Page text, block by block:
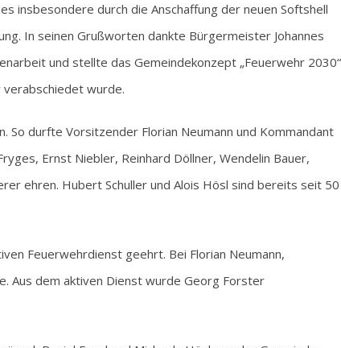
insbesondere durch die Anschaffung der neuen Softshell
In seinen Grußworten dankte Bürgermeister Johannes
und stellte das Gemeindekonzept „Feuerwehr 2030“
verabschiedet wurde.
So durfte Vorsitzender Florian Neumann und Kommandant
Ernst Niebler, Reinhard Döllner, Wendelin Bauer,
ehren. Hubert Schuller und Alois Hösl sind bereits seit 50
Feuerwehrdienst geehrt. Bei Florian Neumann,
Aus dem aktiven Dienst wurde Georg Forster